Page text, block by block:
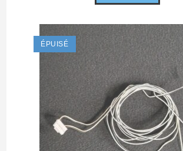
ÉPUISÉ